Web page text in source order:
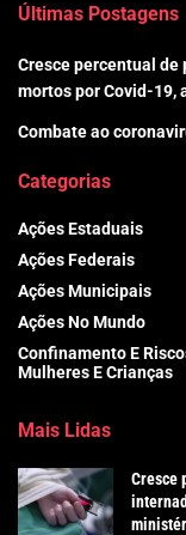
Últimas Postagens
Cresce percentual de
mortos por Covid-19,
Combate ao
Categorias
Ações Estaduais
Ações Federais
Ações Municipais
Ações No Mundo
Confinamento E
Mulheres E Crianças
Mais Lidas
Cresce